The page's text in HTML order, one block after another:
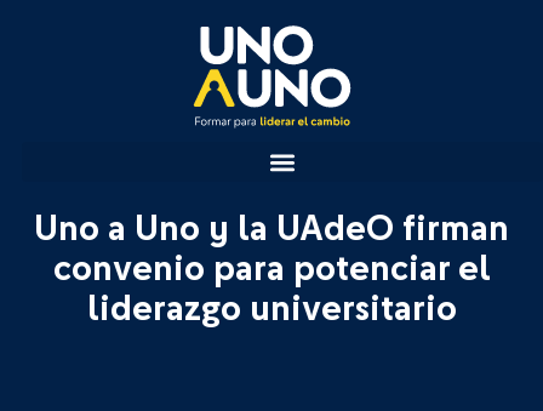
Uno a Uno y la UAdeO firman
convenio para potenciar el
liderazgo universitario